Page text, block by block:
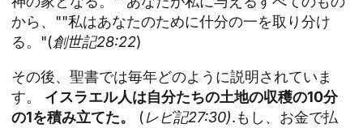
から、""私はあなたのために什分の一を取り分け
る。"(創世記28:22)
その後、聖書では毎年どのように説明されていま
す。 イスラエル人は自分たちの土地の収穫の10分
の1を積み立てた。
(レビ記27:30).もし、お金で払